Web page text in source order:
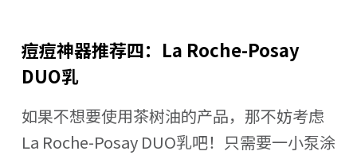
痘痘神器推荐四：La Roche-Posay
DUO乳
如果不想要使用茶树油的产品，那不妨考虑
La Roche-Posay DUO乳吧！只需要一小泵涂